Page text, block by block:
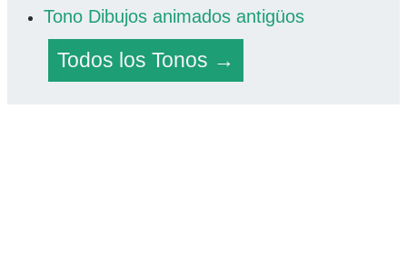
Tono Dibujos animados antigüos
Todos los Tonos →